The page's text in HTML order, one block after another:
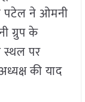
पटेल ने ओमनी
ग्रुप के
स्थल पर
की याद